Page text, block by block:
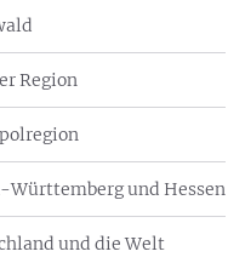
Region
Württemberg und Hessen
und die Welt